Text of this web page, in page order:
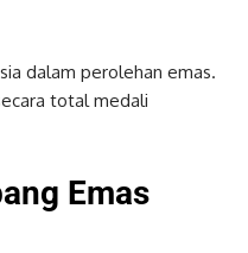
dalam perolehan emas.
total medali
Emas